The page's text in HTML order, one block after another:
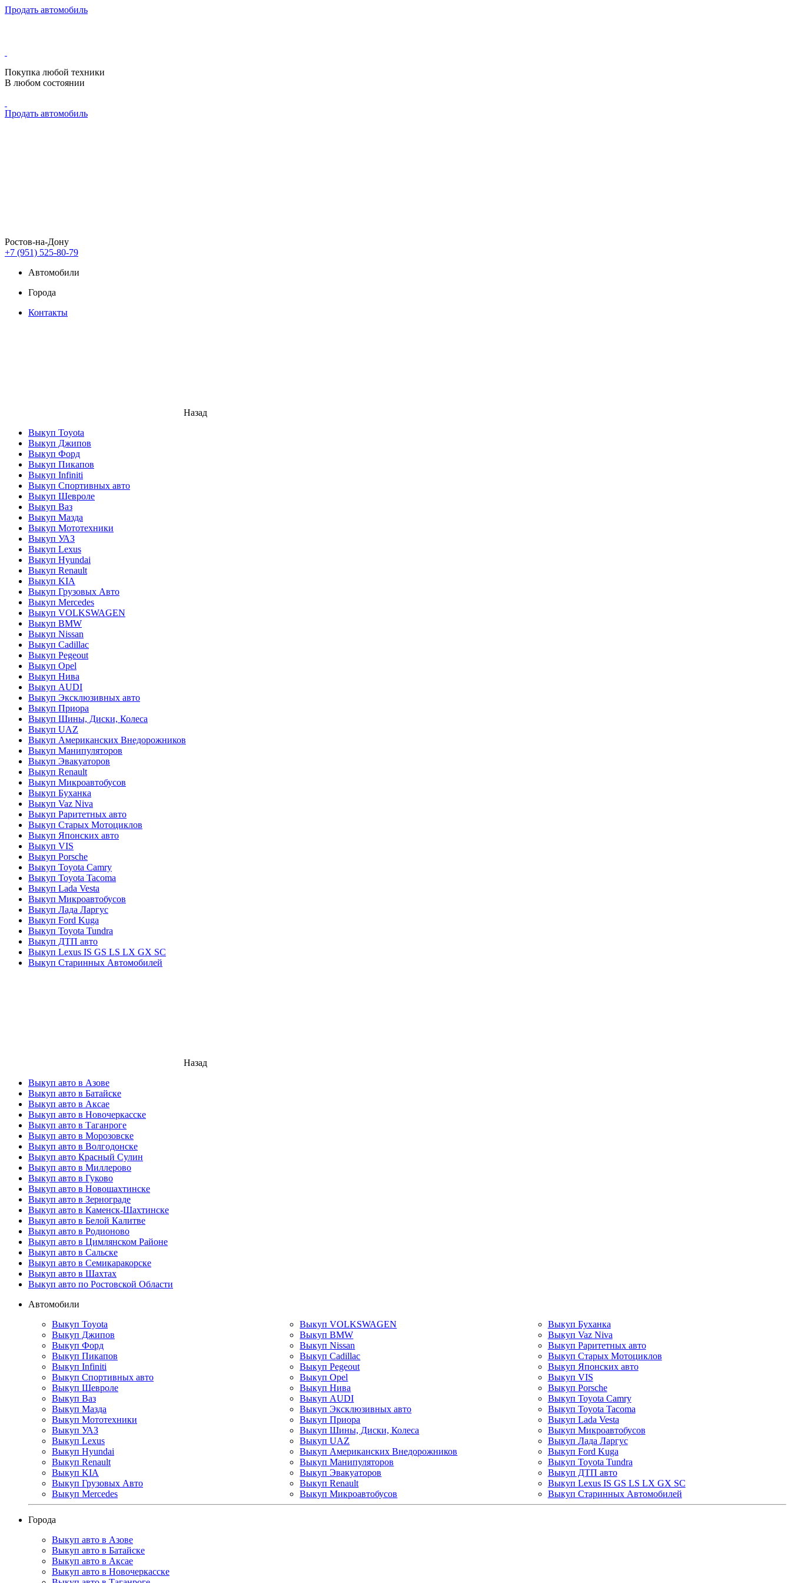
Продать автомобиль
Покупка любой техники
В любом состоянии
Продать автомобиль
Ростов-на-Дону
+7 (951) 525-80-79
Автомобили
Города
Контакты
Назад
Выкуп Toyota
Выкуп Джипов
Выкуп Форд
Выкуп Пикапов
Выкуп Infiniti
Выкуп Спортивных авто
Выкуп Шевроле
Выкуп Ваз
Выкуп Мазда
Выкуп Мототехники
Выкуп УАЗ
Выкуп Lexus
Выкуп Hyundai
Выкуп Renault
Выкуп KIA
Выкуп Грузовых Авто
Выкуп Mercedes
Выкуп VOLKSWAGEN
Выкуп BMW
Выкуп Nissan
Выкуп Cadillac
Выкуп Pegeout
Выкуп Opel
Выкуп Нива
Выкуп AUDI
Выкуп Эксклюзивных авто
Выкуп Приора
Выкуп Шины, Диски, Колеса
Выкуп UAZ
Выкуп Американских Внедорожников
Выкуп Манипуляторов
Выкуп Эвакуаторов
Выкуп Renault
Выкуп Микроавтобусов
Выкуп Буханка
Выкуп Vaz Niva
Выкуп Раритетных авто
Выкуп Старых Мотоциклов
Выкуп Японских авто
Выкуп VIS
Выкуп Porsche
Выкуп Toyota Camry
Выкуп Toyota Tacoma
Выкуп Lada Vesta
Выкуп Микроавтобусов
Выкуп Лада Ларгус
Выкуп Ford Kuga
Выкуп Toyota Tundra
Выкуп ДТП авто
Выкуп Lexus IS GS LS LX GX SC
Выкуп Старинных Автомобилей
Назад
Выкуп авто в Азове
Выкуп авто в Батайске
Выкуп авто в Аксае
Выкуп авто в Новочеркасске
Выкуп авто в Таганроге
Выкуп авто в Морозовске
Выкуп авто в Волгодонске
Выкуп авто Красный Сулин
Выкуп авто в Миллерово
Выкуп авто в Гуково
Выкуп авто в Новошахтинске
Выкуп авто в Зернограде
Выкуп авто в Каменск-Шахтинске
Выкуп авто в Белой Калитве
Выкуп авто в Родионово
Выкуп авто в Цимлянском Районе
Выкуп авто в Сальске
Выкуп авто в Семикаракорске
Выкуп авто в Шахтах
Выкуп авто по Ростовской Области
Автомобили
Выкуп Toyota
Выкуп Джипов
Выкуп Форд
Выкуп Пикапов
Выкуп Infiniti
Выкуп Спортивных авто
Выкуп Шевроле
Выкуп Ваз
Выкуп Мазда
Выкуп Мототехники
Выкуп УАЗ
Выкуп Lexus
Выкуп Hyundai
Выкуп Renault
Выкуп KIA
Выкуп Грузовых Авто
Выкуп Mercedes
Выкуп VOLKSWAGEN
Выкуп BMW
Выкуп Nissan
Выкуп Cadillac
Выкуп Pegeout
Выкуп Opel
Выкуп Нива
Выкуп AUDI
Выкуп Эксклюзивных авто
Выкуп Приора
Выкуп Шины, Диски, Колеса
Выкуп UAZ
Выкуп Американских Внедорожников
Выкуп Манипуляторов
Выкуп Эвакуаторов
Выкуп Renault
Выкуп Микроавтобусов
Выкуп Буханка
Выкуп Vaz Niva
Выкуп Раритетных авто
Выкуп Старых Мотоциклов
Выкуп Японских авто
Выкуп VIS
Выкуп Porsche
Выкуп Toyota Camry
Выкуп Toyota Tacoma
Выкуп Lada Vesta
Выкуп Микроавтобусов
Выкуп Лада Ларгус
Выкуп Ford Kuga
Выкуп Toyota Tundra
Выкуп ДТП авто
Выкуп Lexus IS GS LS LX GX SC
Выкуп Старинных Автомобилей
Города
Выкуп авто в Азове
Выкуп авто в Батайске
Выкуп авто в Аксае
Выкуп авто в Новочеркасске